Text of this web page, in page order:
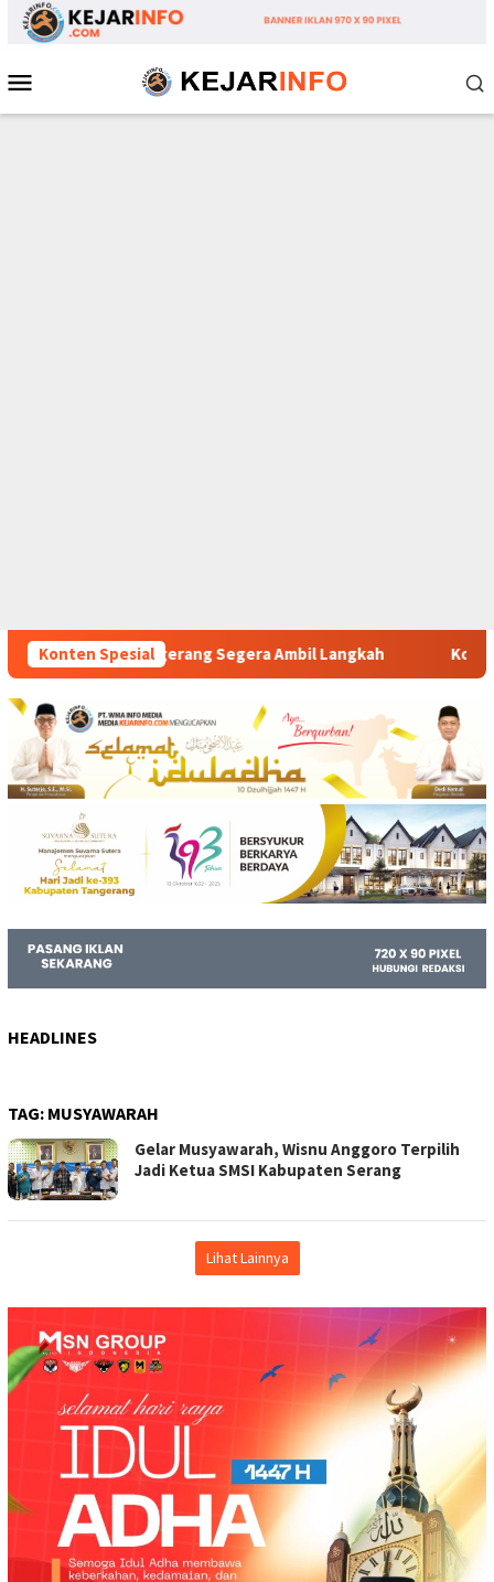
Loncat
Mobile
Konten Spesial
Ambil Langkah Komitmen Polsek Tigaraksa
HEADLINES
TAG: MUSYAWARAH
Gelar Musyawarah, Wisnu Anggoro Terpilih
Jadi Ketua SMSI Kabupaten Serang
Lihat Lainnya